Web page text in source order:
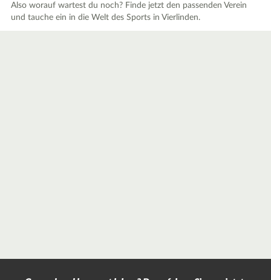
Also worauf wartest du noch? Finde jetzt den passenden Verein
und tauche ein in die Welt des Sports in Vierlinden.